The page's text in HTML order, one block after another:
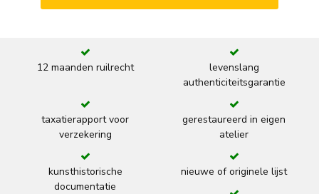
12 maanden ruilrecht
levenslang
authenticiteitsgarantie
taxatierapport voor
verzekering
gerestaureerd in eigen
atelier
kunsthistorische
documentatie
nieuwe of originele lijst